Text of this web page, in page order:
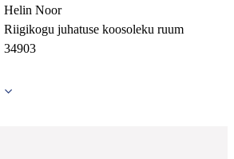
Helin Noor
Riigikogu juhatuse koosoleku ruum
34903